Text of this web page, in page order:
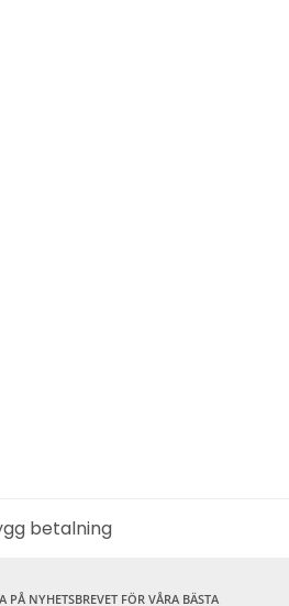
betalning
PÅ NYHETSBREVET FÖR VÅRA BÄSTA